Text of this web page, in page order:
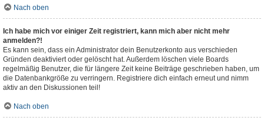
Nach oben
Ich habe mich vor einiger Zeit registriert, kann mich aber nicht mehr
anmelden?!
Es kann sein, dass ein Administrator dein Benutzerkonto aus verschieden
Gründen deaktiviert oder gelöscht hat. Außerdem löschen viele Boards
regelmäßig Benutzer, die für längere Zeit keine Beiträge geschrieben haben, um
die Datenbankgröße zu verringern. Registriere dich einfach erneut und nimm
aktiv an den Diskussionen teil!
Nach oben